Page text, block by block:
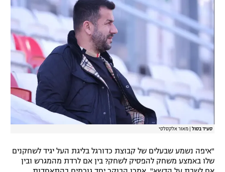
סעיד בסול מאור אלקסלסי
"איפה נשמע שבעלים של קבוצת כדורגל בליגת העל יגיד לשחקנים
שלו באמצע משחק להפסיק לשחק? בין אם לרדת מהמגרש ובין